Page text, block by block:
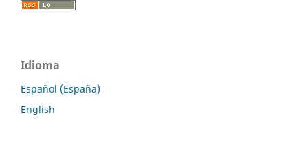
Idioma
Español (España)
English